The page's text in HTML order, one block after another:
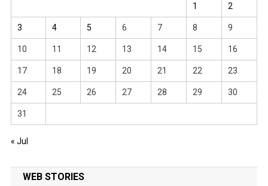
1 2
3 4 5 6 7 8 9
10 11 12 13 14 15 16
17 18 19 20 21 22 23
24 25 26 27 28 29 30
31
« Jul
WEB STORIES